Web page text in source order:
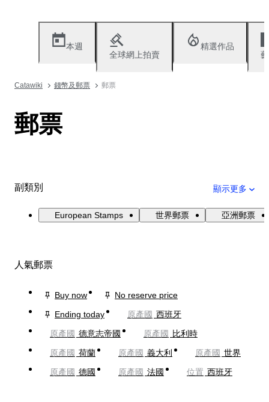
本週
全球網上拍賣
精選作品
Catawiki 錢幣及郵票 郵票
郵票
副類別 顯示更多
European Stamps 世界郵票 亞洲郵票
人氣郵票
Buy now
No reserve price
Ending today
原產國 西班牙
原產國 德意志帝國 原產國
比利時
原產國 荷蘭 原產國 義大利 原產國 世界
原產國 德國 原產國 法國 位置 西班牙